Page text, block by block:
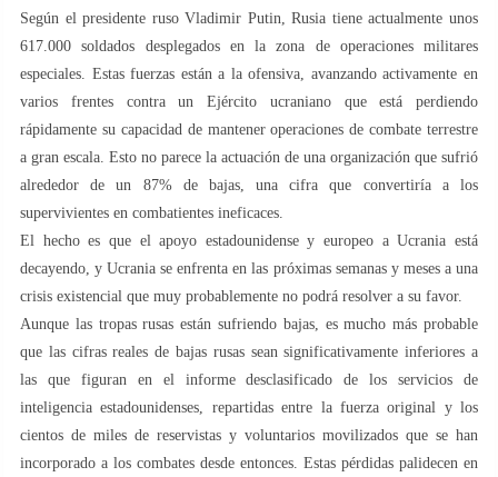
Según el presidente ruso Vladimir Putin, Rusia tiene actualmente unos
617.000 soldados desplegados en la zona de operaciones militares
especiales. Estas fuerzas están a la ofensiva, avanzando activamente en
varios frentes contra un Ejército ucraniano que está perdiendo
rápidamente su capacidad de mantener operaciones de combate terrestre
a gran escala. Esto no parece la actuación de una organización que sufrió
alrededor de un 87% de bajas, una cifra que convertiría a los
supervivientes en combatientes ineficaces.
El hecho es que el apoyo estadounidense y europeo a Ucrania está
decayendo, y Ucrania se enfrenta en las próximas semanas y meses a una
crisis existencial que muy probablemente no podrá resolver a su favor.
Aunque las tropas rusas están sufriendo bajas, es mucho más probable
que las cifras reales de bajas rusas sean significativamente inferiores a
las que figuran en el informe desclasificado de los servicios de
inteligencia estadounidenses, repartidas entre la fuerza original y los
cientos de miles de reservistas y voluntarios movilizados que se han
incorporado a los combates desde entonces. Estas pérdidas palidecen en